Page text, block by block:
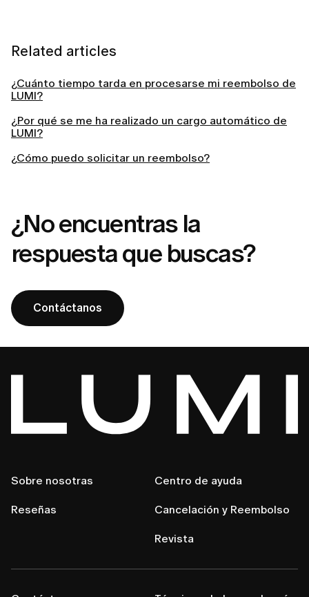
Related articles
¿Cuánto tiempo tarda en procesarse mi reembolso de
LUMI?
¿Por qué se me ha realizado un cargo automático de
LUMI?
¿Cómo puedo solicitar un reembolso?
¿No encuentras la
respuesta que buscas?
Contáctanos
Sobre nosotras
Reseñas
Centro de ayuda
Cancelación y Reembolso
Revista